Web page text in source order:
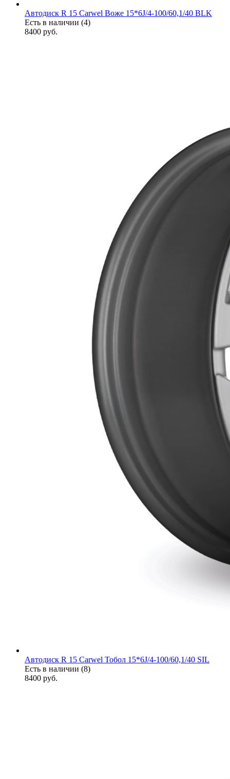
Автодиск R 15 Carwel Воже 15*6J/4-100/60,1/40 BLK
Есть в наличии (4)
8400 руб.
Автодиск R 15 Carwel Тобол 15*6J/4-100/60,1/40 SIL
Есть в наличии (8)
8400 руб.